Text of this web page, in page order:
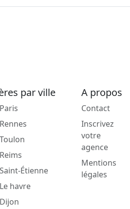
par ville
Paris
Rennes
Toulon
Reims
Saint-Étienne
Le havre
Dijon
A propos
Contact
Inscrivez
votre
agence
Mentions
légales